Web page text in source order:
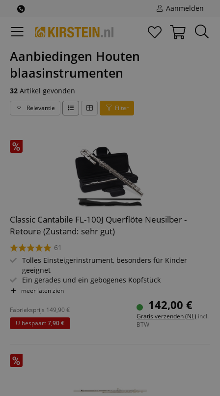
Aanmelden
Aanbiedingen Houten
blaasinstrumenten
32 Artikel gevonden
Relevantie Filter
Classic Cantabile FL-100J Querflöte Neusilber -
Retoure (Zustand: sehr gut)
61
Tolles Einsteigerinstrument, besonders für Kinder
geeignet
Ein gerades und ein gebogenes Kopfstück
Komplett aus vernickeltem Neusilber (Kopfstück, Korpus
Geschlossene Klappen, leichtgängige E-Mechanik
Vorgezogenes G, leichte Ansprache und saubere
Intonation
meer laten zien
142,00 €
Gratis verzenden (NL) incl.
BTW
Fabrieksprijs 149,90 €
U bespaart7,90 €